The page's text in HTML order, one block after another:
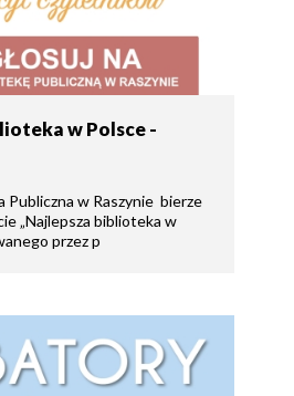
w Polsce -
Publiczna w Raszynie bierze
„Najlepsza biblioteka w
przez p